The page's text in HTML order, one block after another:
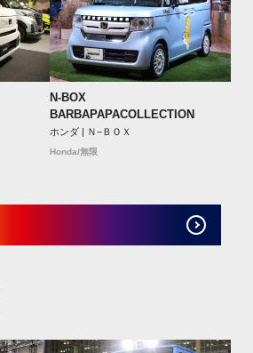
N-BOX
BARBAPAPACOLLECTION
ホンダ | Ｎ−ＢＯＸ
Honda/無限